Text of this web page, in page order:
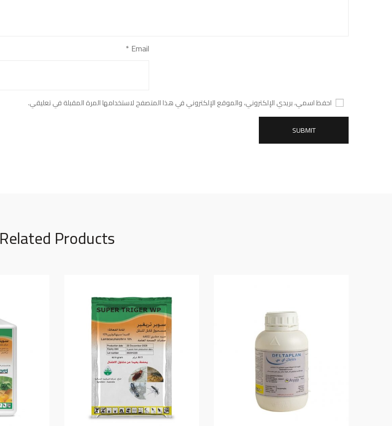
Email
*
احفظ اسمي، بريدي الإلكتروني، والموقع الإلكتروني في هذا المتصفح لاستخدامها المرة المقبلة في تعليقي.
Related Products